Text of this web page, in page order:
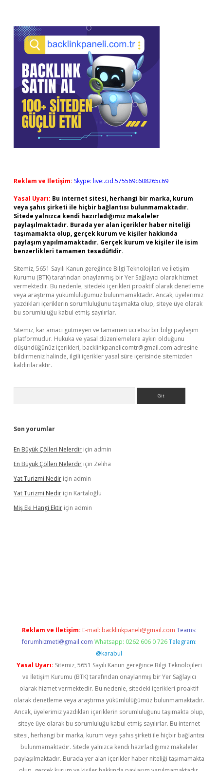
Reklam ve İletişim: Skype: live:.cid.575569c608265c69
Yasal Uyarı: Bu internet sitesi, herhangi bir marka, kurum
veya şahıs şirketi ile hiçbir bağlantısı bulunmamaktadır.
Sitede yalnızca kendi hazırladığımız makaleler
paylaşılmaktadır. Burada yer alan içerikler haber niteliği
taşımamakta olup, gerçek kurum ve kişiler hakkında
paylaşım yapılmamaktadır. Gerçek kurum ve kişiler ile isim
benzerlikleri tamamen tesadüfidir.
Sitemiz, 5651 Sayılı Kanun gereğince Bilgi Teknolojileri ve İletişim
Kurumu (BTK) tarafından onaylanmış bir Yer Sağlayıcı olarak hizmet
vermektedir. Bu nedenle, sitedeki içerikleri proaktif olarak denetleme
veya araştırma yükümlülüğümüz bulunmamaktadır. Ancak, üyelerimiz
yazdıkları içeriklerin sorumluluğunu taşımakta olup, siteye üye olarak
bu sorumluluğu kabul etmiş sayılırlar.
Sitemiz, kar amacı gütmeyen ve tamamen ücretsiz bir bilgi paylaşım
platformudur. Hukuka ve yasal düzenlemelere aykırı olduğunu
düşündüğünüz içerikleri, backlinkpanelicomtr@gmail.com adresine
bildirmeniz halinde, ilgili içerikler yasal süre içerisinde sitemizden
kaldırılacaktır.
Son yorumlar
En Büyük Çölleri Nelerdir için admin
En Büyük Çölleri Nelerdir için Zeliha
Yat Turizmi Nedir için admin
Yat Turizmi Nedir için Kartaloğlu
Miş Eki Hangi Ektir için admin
Reklam ve İletişim: E-mail: backlinkpaneli@gmail.com Teams:
forumhizmeti@gmail.com Whatsapp: 0262 606 0 726 Telegram:
@karabul
Yasal Uyarı: Sitemiz, 5651 Sayılı Kanun gereğince Bilgi Teknolojileri
ve İletişim Kurumu (BTK) tarafından onaylanmış bir Yer Sağlayıcı
olarak hizmet vermektedir. Bu nedenle, sitedeki içerikleri proaktif
olarak denetleme veya araştırma yükümlülüğümüz bulunmamaktadır.
Ancak, üyelerimiz yazdıkları içeriklerin sorumluluğunu taşımakta olup,
siteye üye olarak bu sorumluluğu kabul etmiş sayılırlar. Bu internet
sitesi, herhangi bir marka, kurum veya şahıs şirketi ile hiçbir bağlantısı
bulunmamaktadır. Sitede yalnızca kendi hazırladığımız makaleler
paylaşılmaktadır. Burada yer alan içerikler haber niteliği taşımamakta